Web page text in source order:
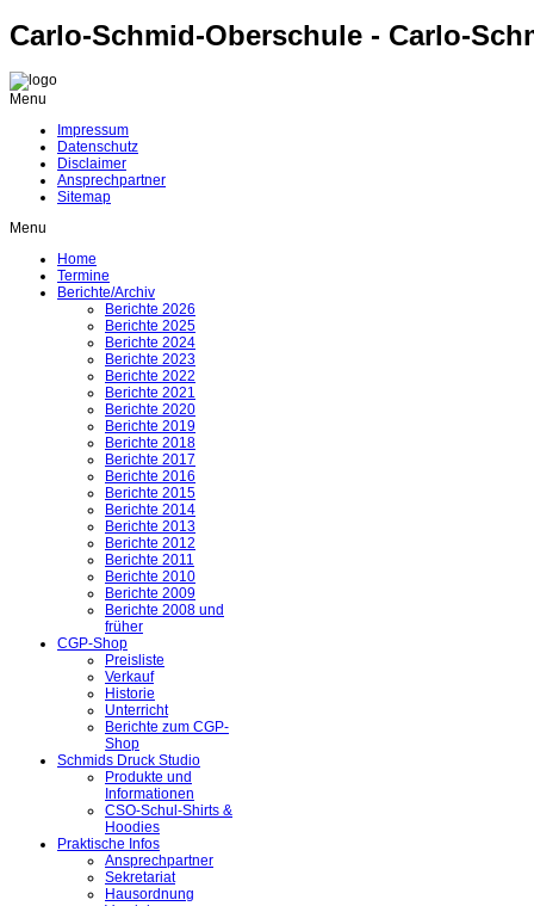
Carlo-Schmid-Oberschule - Carlo-
Menu
Impressum
Datenschutz
Disclaimer
Ansprechpartner
Sitemap
Menu
Home
Termine
Berichte/Archiv
Berichte 2026
Berichte 2025
Berichte 2024
Berichte 2023
Berichte 2022
Berichte 2021
Berichte 2020
Berichte 2019
Berichte 2018
Berichte 2017
Berichte 2016
Berichte 2015
Berichte 2014
Berichte 2013
Berichte 2012
Berichte 2011
Berichte 2010
Berichte 2009
Berichte 2008 und
früher
CGP-Shop
Preisliste
Verkauf
Historie
Unterricht
Berichte zum CGP-
Shop
Schmids Druck Studio
Produkte und
Informationen
CSO-Schul-Shirts &
Hoodies
Praktische Infos
Ansprechpartner
Sekretariat
Hausordnung